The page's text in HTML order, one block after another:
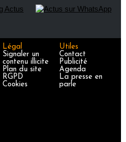
Légal
Signaler un
contenu illicite
Plan du site
RGPD
Cookies
Utiles
Contact
Publicité
Agenda
La presse en
parle